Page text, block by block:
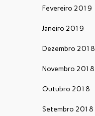
Fevereiro 2019
Janeiro 2019
Dezembro 2018
Novembro 2018
Outubro 2018
Setembro 2018